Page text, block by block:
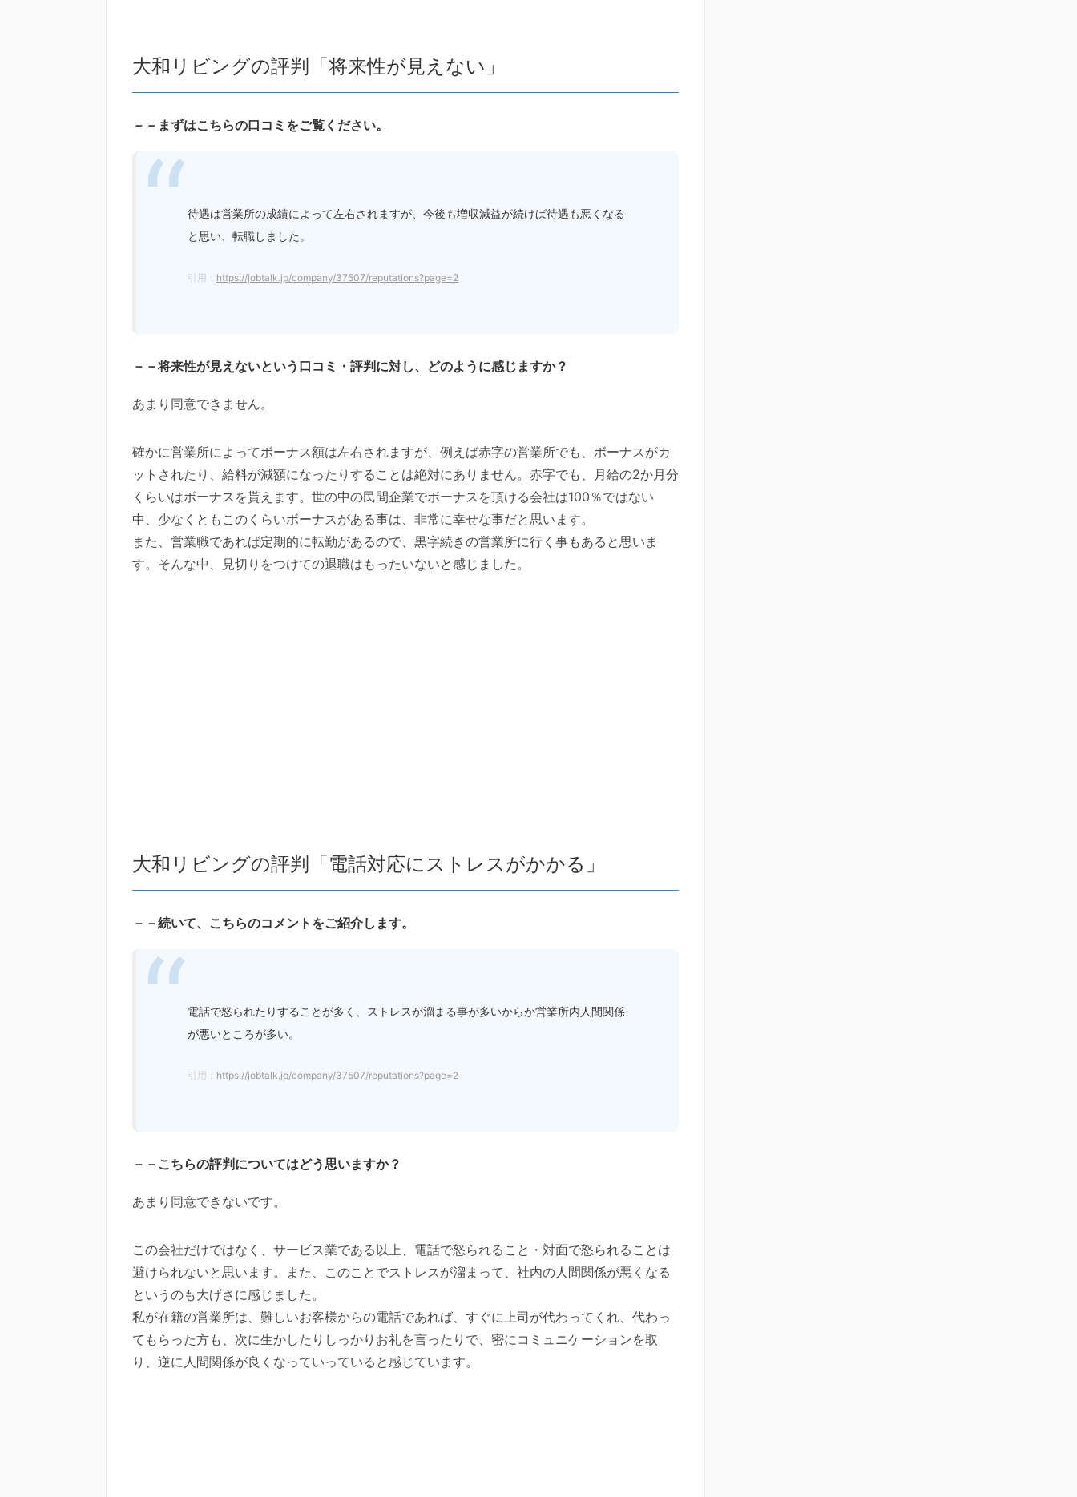
大和リビングの評判「将来性が見えない」
－－まずはこちらの口コミをご覧ください。
待遇は営業所の成績によって左右されますが、今後も増収減益が続けば待遇も悪くなる
と思い、転職しました。
引用： https://jobtalk.jp/company/37507/reputations?page=2
－－将来性が見えないという口コミ・評判に対し、どのように感じますか？
あまり同意できません。
確かに営業所によってボーナス額は左右されますが、例えば赤字の営業所でも、ボーナスがカ
ットされたり、給料が減額になったりすることは絶対にありません。赤字でも、月給の2か月分
くらいはボーナスを貰えます。世の中の民間企業でボーナスを頂ける会社は100％ではない
中、少なくともこのくらいボーナスがある事は、非常に幸せな事だと思います。
また、営業職であれば定期的に転勤があるので、黒字続きの営業所に行く事もあると思いま
す。そんな中、見切りをつけての退職はもったいないと感じました。
大和リビングの評判「電話対応にストレスがかかる」
－－続いて、こちらのコメントをご紹介します。
電話で怒られたりすることが多く、ストレスが溜まる事が多いからか営業所内人間関係
が悪いところが多い。
引用： https://jobtalk.jp/company/37507/reputations?page=2
－－こちらの評判についてはどう思いますか？
あまり同意できないです。
この会社だけではなく、サービス業である以上、電話で怒られること・対面で怒られることは
避けられないと思います。また、このことでストレスが溜まって、社内の人間関係が悪くなる
というのも大げさに感じました。
私が在籍の営業所は、難しいお客様からの電話であれば、すぐに上司が代わってくれ、代わっ
てもらった方も、次に生かしたりしっかりお礼を言ったりで、密にコミュニケーションを取
り、逆に人間関係が良くなっていっていると感じています。